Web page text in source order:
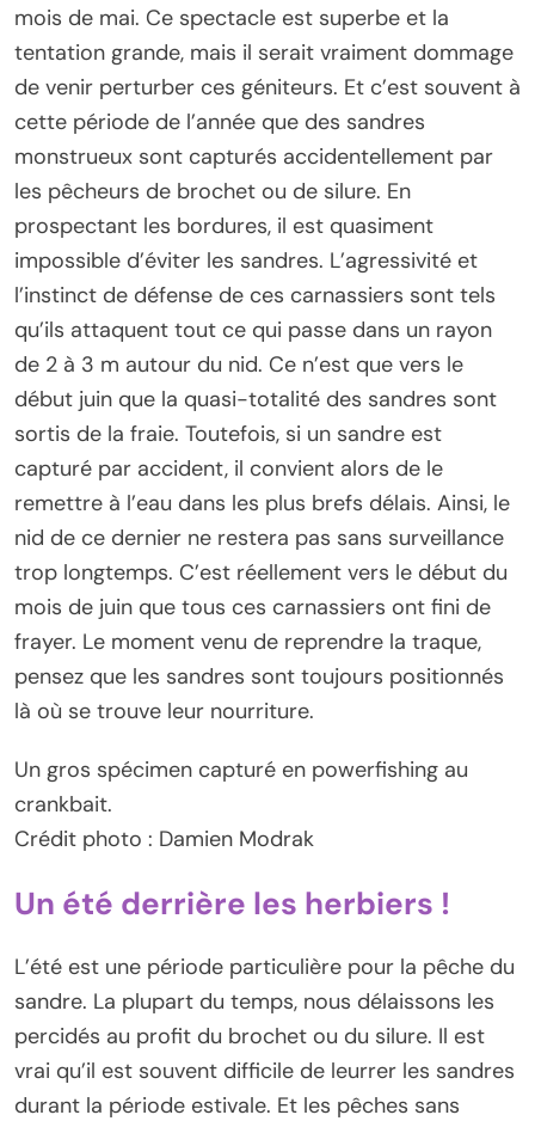
mois de mai. Ce spectacle est superbe et la
tentation grande, mais il serait vraiment dommage
de venir perturber ces géniteurs. Et c’est souvent à
cette période de l’année que des sandres
monstrueux sont capturés accidentellement par
les pêcheurs de brochet ou de silure. En
prospectant les bordures, il est quasiment
impossible d’éviter les sandres. L’agressivité et
l’instinct de défense de ces carnassiers sont tels
qu’ils attaquent tout ce qui passe dans un rayon
de 2 à 3 m autour du nid. Ce n’est que vers le
début juin que la quasi-totalité des sandres sont
sortis de la fraie. Toutefois, si un sandre est
capturé par accident, il convient alors de le
remettre à l’eau dans les plus brefs délais. Ainsi, le
nid de ce dernier ne restera pas sans surveillance
trop longtemps. C’est réellement vers le début du
mois de juin que tous ces carnassiers ont fini de
frayer. Le moment venu de reprendre la traque,
pensez que les sandres sont toujours positionnés
là où se trouve leur nourriture.
Un gros spécimen capturé en powerfishing au
crankbait.
Crédit photo : Damien Modrak
Un été derrière les herbiers !
L’été est une période particulière pour la pêche du
sandre. La plupart du temps, nous délaissons les
percidés au profit du brochet ou du silure. Il est
vrai qu’il est souvent difficile de leurrer les sandres
durant la période estivale. Et les pêches sans